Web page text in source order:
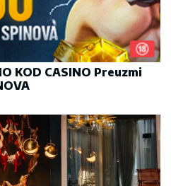
KOD CASINO Preuzmi